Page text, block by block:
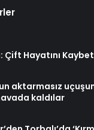
Çift Hayatını
aktarmasız
kaldılar